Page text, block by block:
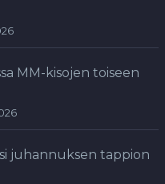
MM-kisojen toiseen
juhannuksen tappion